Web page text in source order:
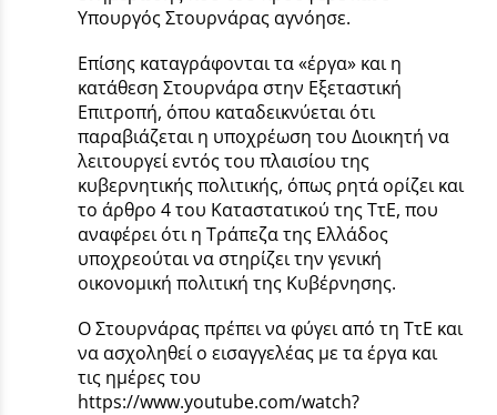
Υπουργός Στουρνάρας αγνόησε.
Επίσης καταγράφονται τα «έργα» και η
κατάθεση Στουρνάρα στην Εξεταστική
Επιτροπή, όπου καταδεικνύεται ότι
παραβιάζεται η υποχρέωση του Διοικητή να
λειτουργεί εντός του πλαισίου της
κυβερνητικής πολιτικής, όπως ρητά ορίζει και
το άρθρο 4 του Καταστατικού της ΤτΕ, που
αναφέρει ότι η Τράπεζα της Ελλάδος
υποχρεούται να στηρίζει την γενική
οικονομική πολιτική της Κυβέρνησης.
Ο Στουρνάρας πρέπει να φύγει από τη ΤτΕ και
να ασχοληθεί ο εισαγγελέας με τα έργα και
τις ημέρες του
https://www.youtube.com/watch?